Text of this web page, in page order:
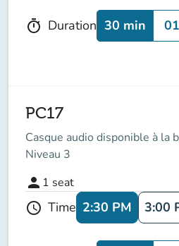
timer Duration 30 min
PC17
Casque audio disponible à la
Niveau 3
person 1 seat
schedule Time 2:30 PM 3:00